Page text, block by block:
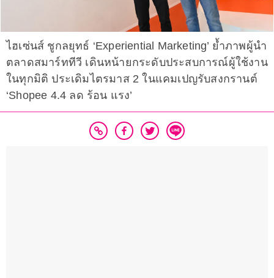
ไฮเซ่นส์ ชูกลยุทธ์ ‘Experiential Marketing’ ย้ำภาพผู้นำ
ตลาดสมาร์ททีวี เดินหน้ายกระดับประสบการณ์ผู้ใช้งาน
ในทุกมิติ ประเดิมไตรมาส 2 ในแคมเปญรับสงกรานต์
‘Shopee 4.4 ลด ร้อน แรง’